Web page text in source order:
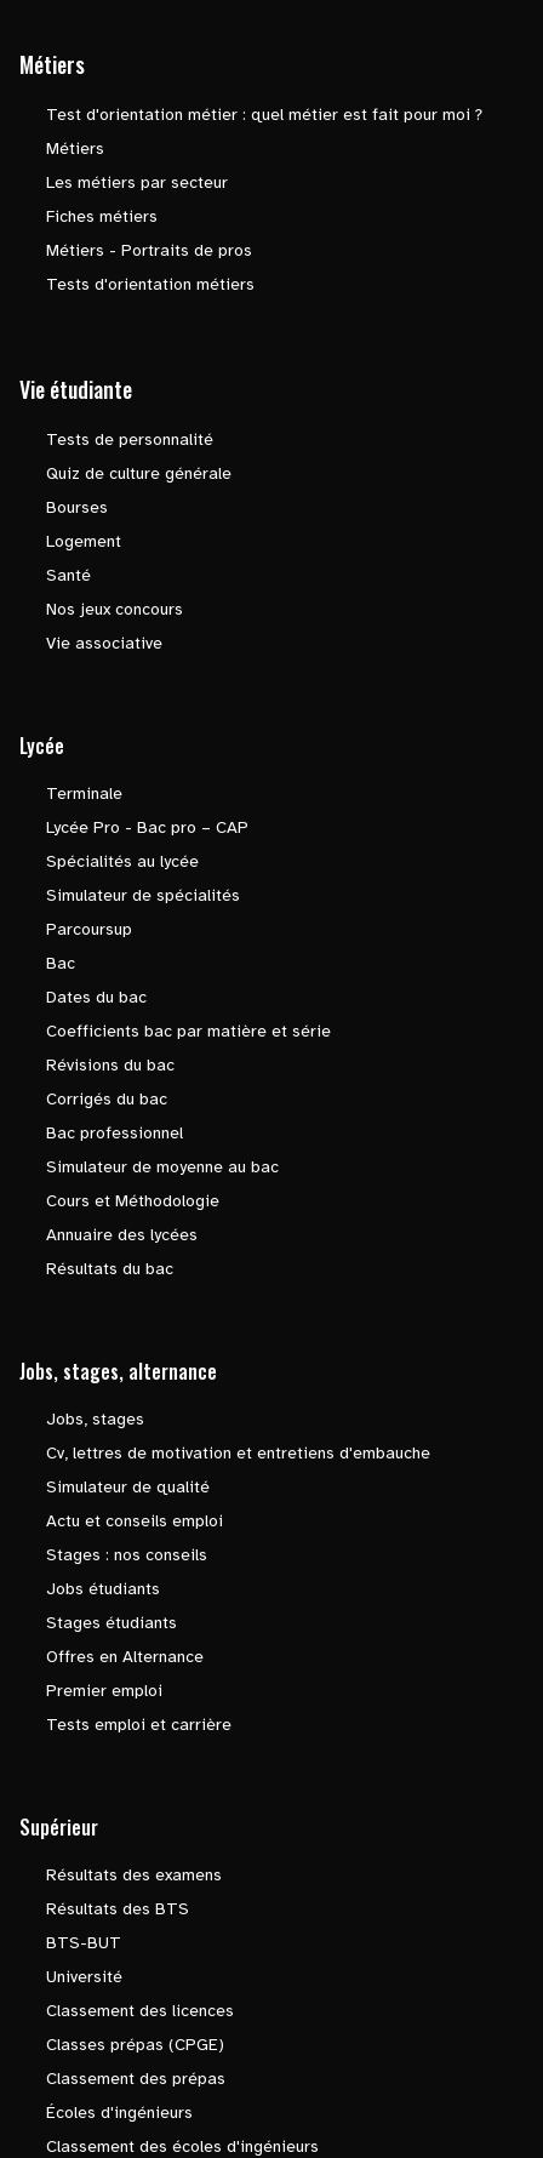
Métiers
Test d'orientation métier : quel métier est fait pour moi ?
Métiers
Les métiers par secteur
Fiches métiers
Métiers - Portraits de pros
Tests d'orientation métiers
Vie étudiante
Tests de personnalité
Quiz de culture générale
Bourses
Logement
Santé
Nos jeux concours
Vie associative
Lycée
Terminale
Lycée Pro - Bac pro – CAP
Spécialités au lycée
Simulateur de spécialités
Parcoursup
Bac
Dates du bac
Coefficients bac par matière et série
Révisions du bac
Corrigés du bac
Bac professionnel
Simulateur de moyenne au bac
Cours et Méthodologie
Annuaire des lycées
Résultats du bac
Jobs, stages, alternance
Jobs, stages
Cv, lettres de motivation et entretiens d'embauche
Simulateur de qualité
Actu et conseils emploi
Stages : nos conseils
Jobs étudiants
Stages étudiants
Offres en Alternance
Premier emploi
Tests emploi et carrière
Supérieur
Résultats des examens
Résultats des BTS
BTS-BUT
Université
Classement des licences
Classes prépas (CPGE)
Classement des prépas
Écoles d'ingénieurs
Classement des écoles d'ingénieurs